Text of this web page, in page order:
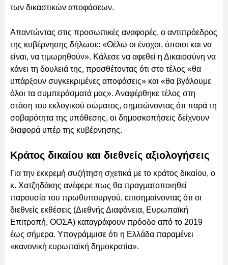
των δικαστικών αποφάσεων.
Απαντώντας στις προσωπικές αναφορές, ο αντιπρόεδρος
της κυβέρνησης δήλωσε: «Θέλω οι ένοχοι, όποιοι και να
είναι, να τιμωρηθούν». Κάλεσε να αφεθεί η Δικαιοσύνη να
κάνει τη δουλειά της, προσθέτοντας ότι στο τέλος «θα
υπάρξουν συγκεκριμένες αποφάσεις» και «θα βγάλουμε
όλοι τα συμπεράσματά μας». Αναφέρθηκε τέλος στη
στάση του εκλογικού σώματος, σημειώνοντας ότι παρά τη
σοβαρότητα της υπόθεσης, οι δημοσκοπήσεις δείχνουν
διαφορά υπέρ της κυβέρνησης.
Κράτος δικαίου και διεθνείς αξιολογήσεις
Για την εκκρεμή συζήτηση σχετικά με το κράτος δικαίου, ο
κ. Χατζηδάκης ανέφερε πως θα πραγματοποιηθεί
παρουσία του πρωθυπουργού, επισημαίνοντας ότι οι
διεθνείς εκθέσεις (Διεθνής Διαφάνεια, Ευρωπαϊκή
Επιτροπή, ΟΟΣΑ) καταγράφουν πρόοδο από το 2019
έως σήμερα. Υπογράμμισε ότι η Ελλάδα παραμένει
«κανονική ευρωπαϊκή δημοκρατία».